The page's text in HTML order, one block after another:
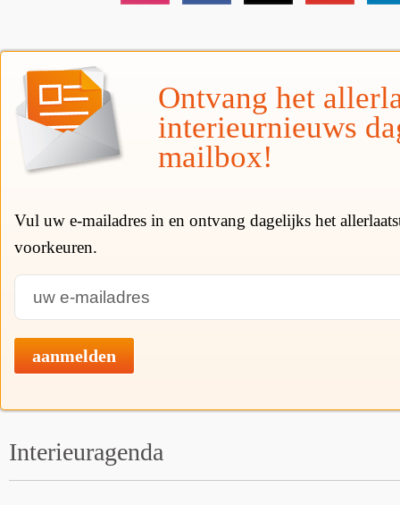
Ontvang het
interieurnieuws
mailbox!
Vul uw e-mailadres in en ontvang dagelijks het
voorkeuren.
aanmelden
Interieuragenda